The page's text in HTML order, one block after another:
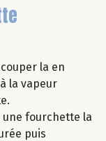
la en
la vapeur
une fourchette la
puis